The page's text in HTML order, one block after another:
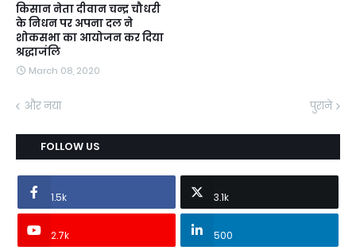
किसान नेता दीवान चन्द्र चौधरी
के निधन पर अपना दल ने
शोकसभा का आयोजन कर दिया
श्रद्धाजंलि
March 08, 2020
और नया पुराने
FOLLOW US
1.5k 3.1k
2.7k 500